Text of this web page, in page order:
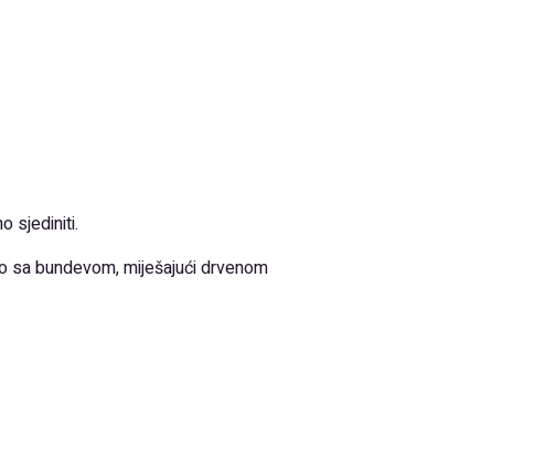
sjediniti.
sa bundevom, miješajući drvenom